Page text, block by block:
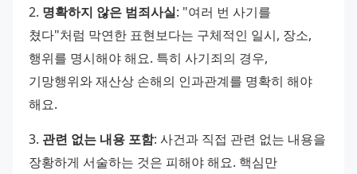
2. 명확하지 않은 범죄사실: "여러 번 사기를
쳤다"처럼 막연한 표현보다는 구체적인 일시, 장소,
행위를 명시해야 해요. 특히 사기죄의 경우,
기망행위와 재산상 손해의 인과관계를 명확히 해야
해요.
3. 관련 없는 내용 포함: 사건과 직접 관련 없는 내용을
장황하게 서술하는 것은 피해야 해요. 핵심만